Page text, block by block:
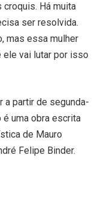
croquis. Há muita
ser resolvida.
mas essa mulher
ele vai lutar por isso
a partir de segunda-
é uma obra escrita
de Mauro
Felipe Binder.